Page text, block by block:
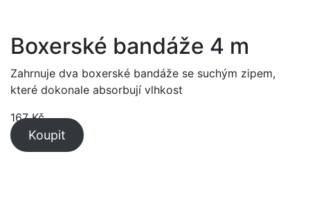
Boxerské bandáže 4 m
Zahrnuje dva boxerské bandáže se suchým zipem,
které dokonale absorbují vlhkost
167Kč
Koupit